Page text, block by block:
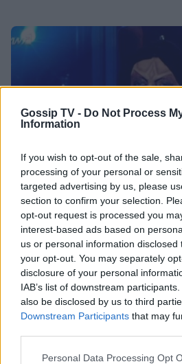
Gossip TV - Do Not Process
Information
If you wish to opt-out of the sale,
processing of your personal or
targeted advertising by us, please
section to confirm your selection.
opt-out request is processed you
interest-based ads based on
us or personal information
your opt-out. You may separately
disclosure of your personal
IAB’s list of downstream
also be disclosed by us to third
Downstream Participants that may
Personal Data Processing Opt
MEDIA
YFSF 3: Η εντυπωσιακή
στον ημιτελικό ως
23:42 @19-06-2016